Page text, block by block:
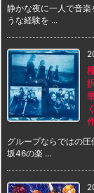
静かな夜に一人で音
うな経験を ...
グループならではの
坂46の楽 ...